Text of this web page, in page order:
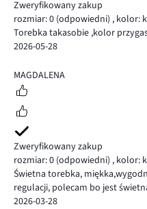
Zweryfikowany zakup
rozmiar: 0 (odpowiedni) , kolor:
Torebka takasobie ,kolor
2026-05-28
5
MAGDALENA
Zweryfikowany zakup
rozmiar: 0 (odpowiedni) , kolor:
Świetna torebka,
regulacji, polecam bo jest
2026-03-28